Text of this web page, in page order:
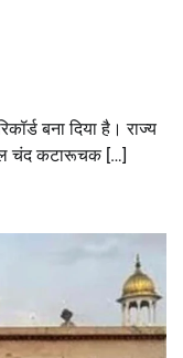
बना दिया है। राज्य
चंद कटारूचक […]